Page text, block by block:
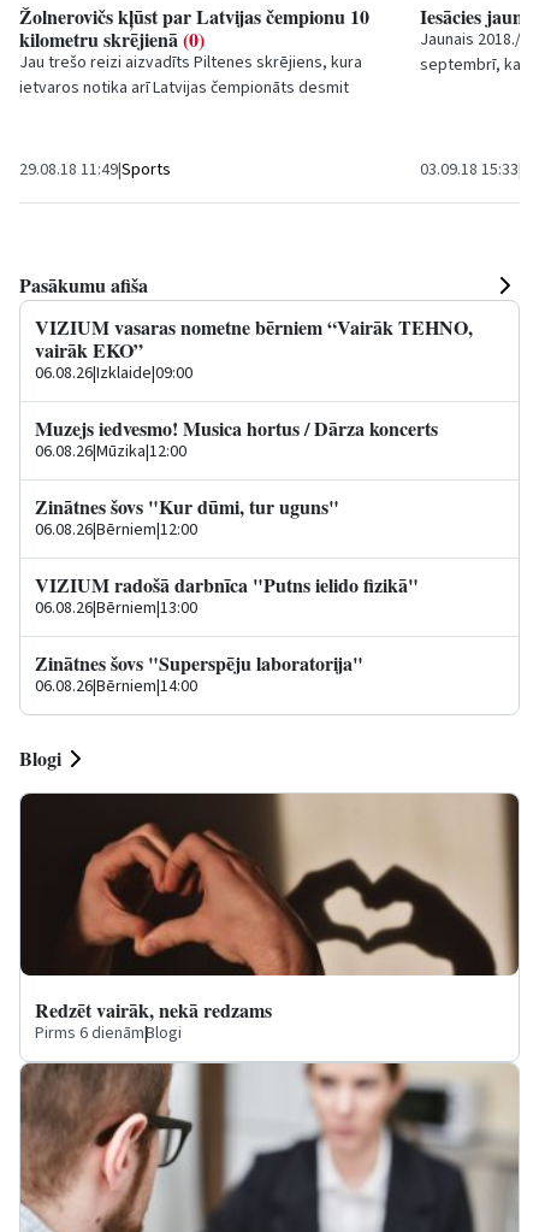
Žolnerovičs kļūst par Latvijas čempionu 10
kilometru skrējienā(0)
Jau trešo reizi aizvadīts Piltenes skrējiens, kura
ietvaros notika arī Latvijas čempionāts desmit
29.08.18 11:49|Sports
Iesācies
Jaunais 2018./
septembrī, kad
03.09.18 15:33|
Pasākumu afiša
VIZIUM vasaras nometne bērniem “Vairāk TEHNO,
vairāk EKO”
06.08.26|Izklaide|09:00
Muzejs iedvesmo! Musica hortus / Dārza koncerts
06.08.26|Mūzika|12:00
Zinātnes šovs "Kur dūmi, tur uguns"
06.08.26|Bērniem|12:00
VIZIUM radošā darbnīca "Putns ielido fizikā"
06.08.26|Bērniem|13:00
Zinātnes šovs "Superspēju laboratorija"
06.08.26|Bērniem|14:00
Blogi
Redzēt vairāk, nekā redzams
Pirms 6 dienām|Blogi